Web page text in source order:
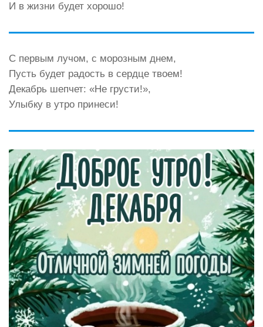
И в жизни будет хорошо!
С первым лучом, с морозным днем,
Пусть будет радость в сердце твоем!
Декабрь шепчет: «Не грусти!»,
Улыбку в утро принеси!